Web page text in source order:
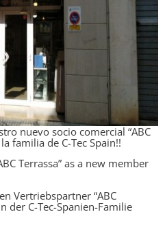
nuevo socio comercial “ABC
familia de C-Tec Spain!!
Terrassa” as a new member
Vertriebspartner “ABC
der C-Tec-Spanien-Familie